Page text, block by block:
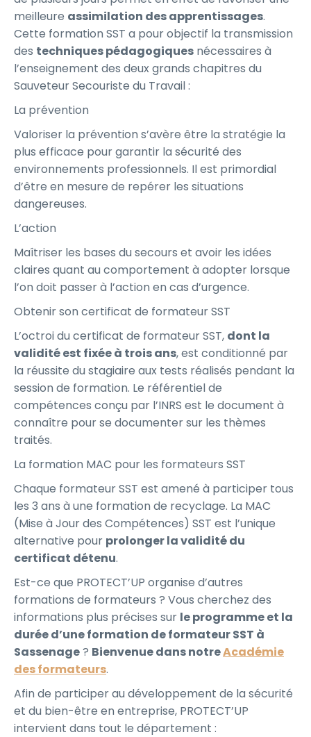
meilleure assimilation des apprentissages.
Cette formation SST a pour objectif la transmission
des techniques pédagogiques nécessaires à
l’enseignement des deux grands chapitres du
Sauveteur Secouriste du Travail :
La prévention
Valoriser la prévention s’avère être la stratégie la
plus efficace pour garantir la sécurité des
environnements professionnels. Il est primordial
d’être en mesure de repérer les situations
dangereuses.
L’action
Maîtriser les bases du secours et avoir les idées
claires quant au comportement à adopter lorsque
l’on doit passer à l’action en cas d’urgence.
Obtenir son certificat de formateur SST
L’octroi du certificat de formateur SST, dont la
validité est fixée à trois ans, est conditionné par
la réussite du stagiaire aux tests réalisés pendant la
session de formation. Le référentiel de
compétences conçu par l’INRS est le document à
connaître pour se documenter sur les thèmes
traités.
La formation MAC pour les formateurs SST
Chaque formateur SST est amené à participer tous
les 3 ans à une formation de recyclage. La MAC
(Mise à Jour des Compétences) SST est l’unique
alternative pour prolonger la validité du
certificat détenu.
Est-ce que PROTECT’UP organise d’autres
formations de formateurs ? Vous cherchez des
informations plus précises sur le programme et la
durée d’une formation de formateur SST à
Sassenage? Bienvenue dans notreAcadémie
des formateurs.
Afin de participer au développement de la sécurité
et du bien-être en entreprise, PROTECT’UP
intervient dans tout le département :